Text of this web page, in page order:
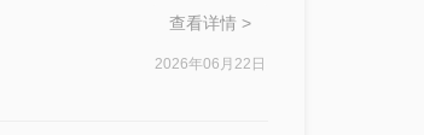
查看详情 >
2026年06月22日